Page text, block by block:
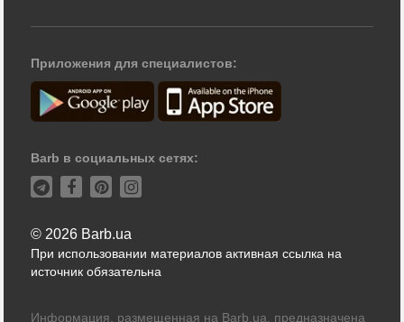
Приложения для специалистов:
Barb в социальных сетях:
© 2026 Barb.ua
При использовании материалов активная ссылка на
источник обязательна
Информация, размещенная на Barb.ua, предназначена